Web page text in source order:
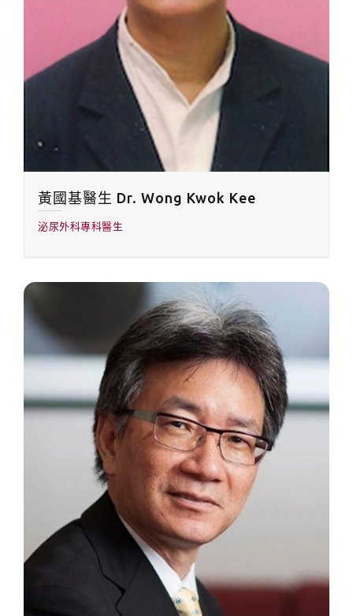
黃國基醫生 Dr. Wong Kwok Kee
泌尿外科專科醫生